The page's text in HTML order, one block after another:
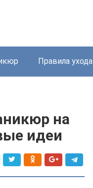
Правила ухода
на
идеи